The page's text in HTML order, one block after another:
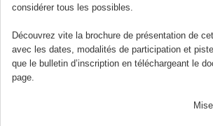
considérer tous les possibles.
Découvrez vite la brochure de présentation de
avec les dates, modalités de participation et
que le bulletin d’inscription en téléchargeant le
page.